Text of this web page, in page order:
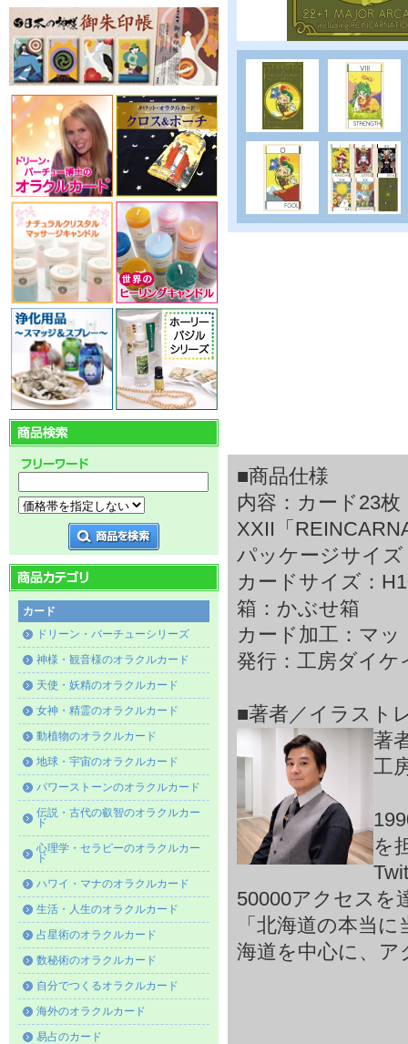
カード
ドリーン・バーチューシリーズ
神様・観音様のオラクルカード
天使・妖精のオラクルカード
女神・精霊のオラクルカード
動植物のオラクルカード
地球・宇宙のオラクルカード
パワーストーンのオラクルカード
伝説・古代の叡智のオラクルカー
ド
心理学・セラピーのオラクルカー
ド
ハワイ・マナのオラクルカード
生活・人生のオラクルカード
占星術のオラクルカード
数秘術のオラクルカード
自分でつくるオラクルカード
海外のオラクルカード
易占のカード
■商品仕様
内容：カード23
XXII「
パッケージサイズ
カードサイズ：
箱：かぶせ箱
カード加工：マッ
発行：工房ダイケ
■著者／イラスト
著
工
を
50000アクセスを
「北海道の本当
海道を中心に、ア